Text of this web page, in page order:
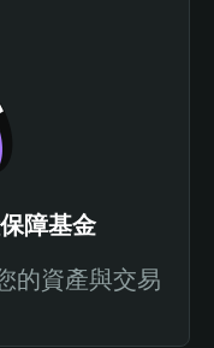
障基金
的資產與交易